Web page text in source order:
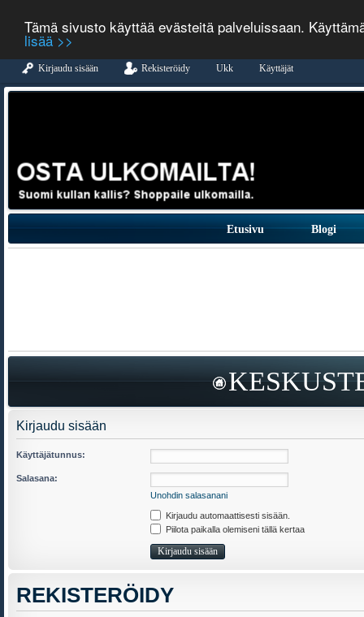
Tämä sivusto käyttää evästeitä palveluissaan.
lisää >>
Kirjaudu sisään Rekisteröidy Ukk Käyttäjät
Etusivu Blogi
Kirjaudu sisään
Käyttäjätunnus:
Salasana:
Unohdin salasanani
Kirjaudu automaattisesti sisään.
Piilota paikalla olemiseni tällä kertaa
REKISTERÖIDY